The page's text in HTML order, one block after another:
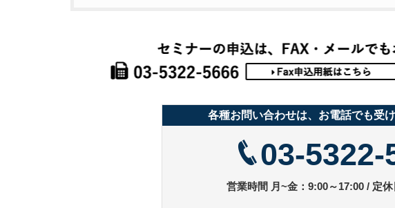
各種お問い合わせは、お電話でも受
03-5322-
営業時間 月~金：9:00～17:00 / 定